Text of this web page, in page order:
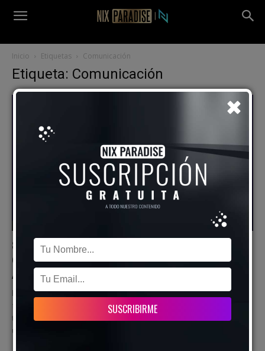
Inicio Etiquetas Comunicación
Etiqueta: Comunicación
8 Hábitos Inocentes Que Te Alejan De La
Gente Valiosa
Alex Vidal - 6 febrero, 2019
https://www.youtube.com/watch?v=YEh71aU6p54 Amigos, pareja,
familia, trabajo, profesión, metas, sueños, planes... Hay rasgos en
ti capaces de devastarlo todo. ¿Quieres devastación? No muevas
un solo dedo, no cambies,...